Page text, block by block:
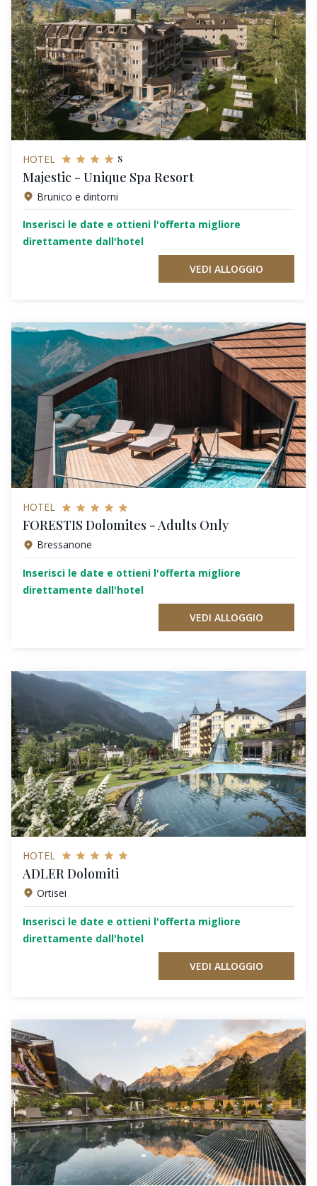
HOTEL s
Majestic - Unique Spa Resort
Brunico e dintorni
Inserisci le date e ottieni l'offerta migliore
direttamente dall'hotel
VEDI ALLOGGIO
HOTEL
FORESTIS Dolomites - Adults Only
Bressanone
Inserisci le date e ottieni l'offerta migliore
direttamente dall'hotel
VEDI ALLOGGIO
HOTEL
ADLER Dolomiti
Ortisei
Inserisci le date e ottieni l'offerta migliore
direttamente dall'hotel
VEDI ALLOGGIO